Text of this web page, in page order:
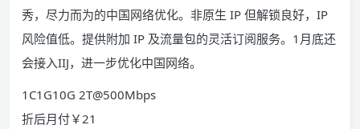
秀，尽力而为的中国网络优化。非原生 IP 但解锁良好，IP
风险值低。提供附加 IP 及流量包的灵活订阅服务。1月底还
会接入IIJ，进一步优化中国网络。
1C1G10G 2T@500Mbps
折后月付￥21